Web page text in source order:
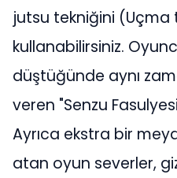
jutsu tekniğini (Uçma
kullanabilirsiniz.
düştüğünde aynı
veren "Senzu
Ayrıca ekstra bir
atan oyun severler,